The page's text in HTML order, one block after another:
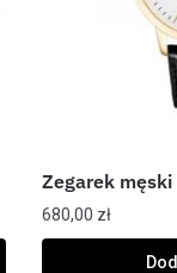
Zegarek
680,00 zł